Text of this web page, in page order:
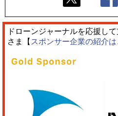
ドローンジャーナルを応援し
さま【 スポンサー企業の紹介